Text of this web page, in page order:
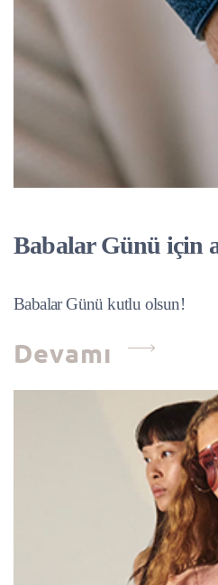
Babalar Günü için
Babalar Günü kutlu olsun!
Devamı